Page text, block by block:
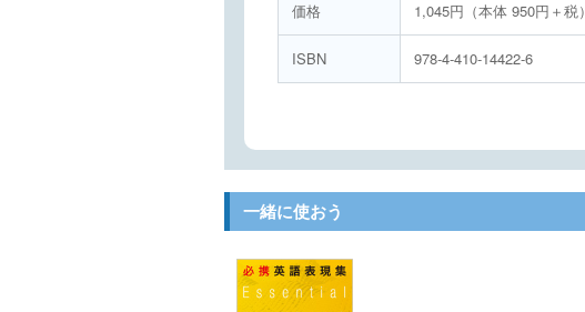
価格 1,045円（本体 950円＋税）
ISBN 978-4-410-14422-6
一緒に使おう